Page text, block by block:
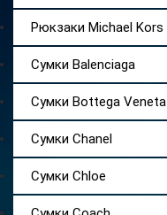
Рюкзаки Michael Kors
Сумки Balenciaga
Сумки Bottega Veneta
Сумки Chanel
Сумки Chloe